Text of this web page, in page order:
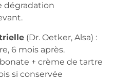
dégradation
(Dr. Oetker, Alsa) :
6 mois après.
+ crème de tartre
si conservée